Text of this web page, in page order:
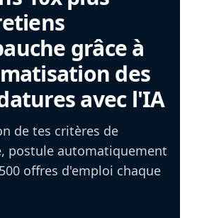
grâce à
des
avec l'IA
de tes critères de
postule automatiquement
offres d'emploi chaque